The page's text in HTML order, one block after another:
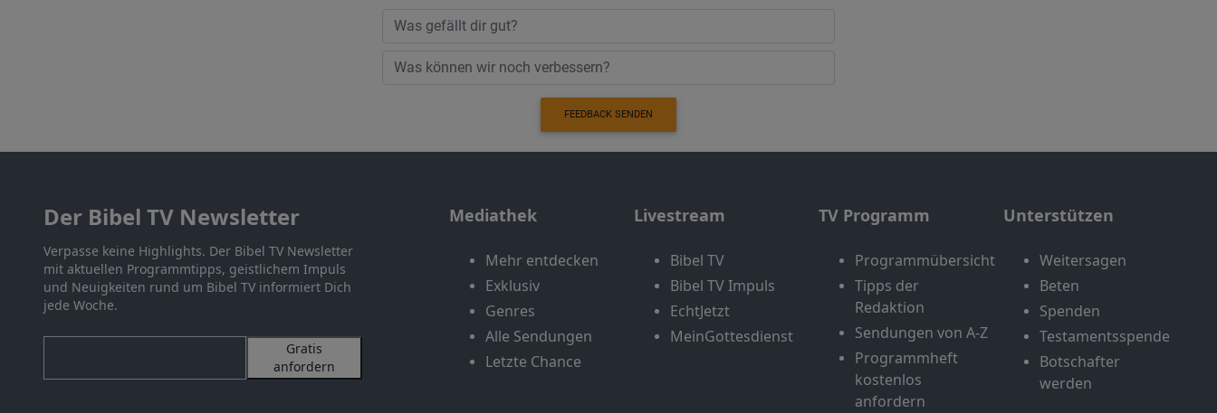
FEEDBACK SENDEN
Der Bibel TV Newsletter
Verpasse keine Highlights. Der Bibel TV Newsletter
mit aktuellen Programmtipps, geistlichem Impuls
und Neuigkeiten rund um Bibel TV informiert Dich
jede Woche.
Gratis
anfordern
Mediathek
Mehr entdecken
Exklusiv
Genres
Alle Sendungen
Letzte Chance
Livestream
Bibel TV
Bibel TV Impuls
EchtJetzt
MeinGottesdienst
TV Programm
Programmübersicht
Tipps der
Redaktion
Sendungen von A-Z
Programmheft
kostenlos
anfordern
Unterstützen
Weitersagen
Beten
Spenden
Testamentsspende
Botschafter
werden